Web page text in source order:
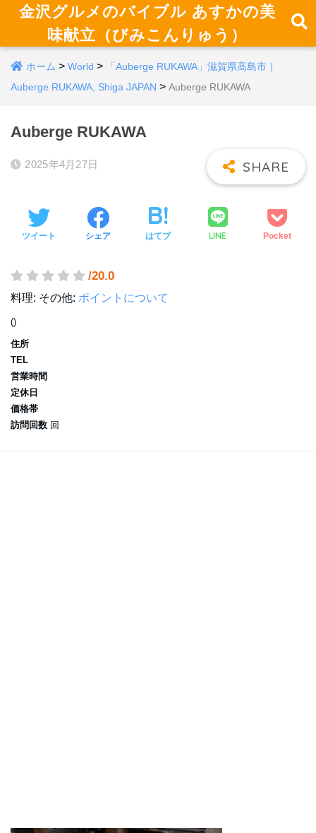
金沢グルメのバイブル あすかの美
味献立（びみこんりゅう）
ホーム > World >
「Auberge RUKAWA」滋賀県高島市｜
Auberge RUKAWA, Shiga JAPAN > Auberge RUKAWA
Auberge RUKAWA
2025年4月27日
ツイート シェア はてブ LINE Pocket
/20.0
料理: その他: ポイントについて
()
住所
TEL
営業時間
定休日
価格帯
訪問回数 回